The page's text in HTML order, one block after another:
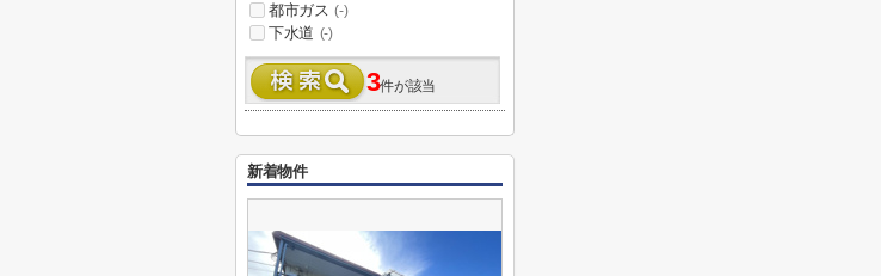
都市ガス (-)
下水道 (-)
3件が該当
新着物件